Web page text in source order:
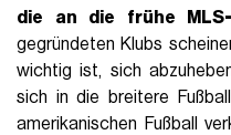
die an die frühe
gegründeten Klubs
wichtig ist, sich
sich in die breitere
amerikanischen Fußball